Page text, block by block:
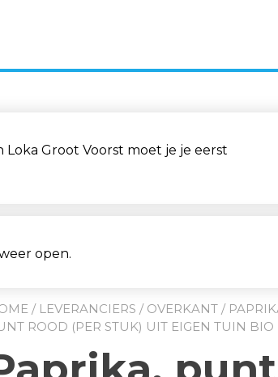
Groot Voorst moet je je eerst
open.
/ LEVERANCIERS / OVERKANT /
ROOD (PER STUK) UIT EIGEN TUIN BIO